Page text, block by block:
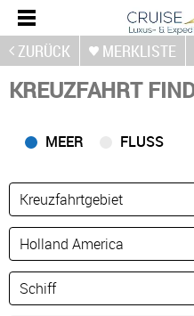
ZURÜCK MERKLISTE
KREUZFAHRT
MEER FLUSS